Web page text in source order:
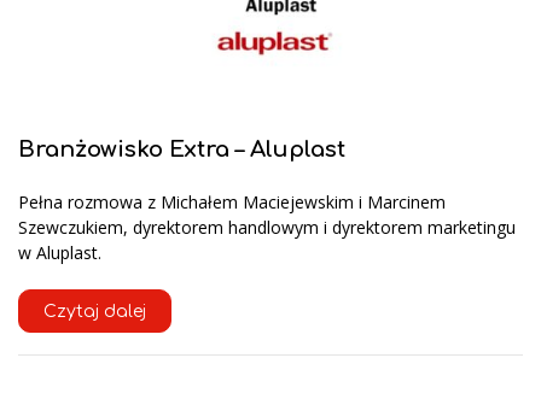
Branżowisko Extra – Aluplast
Pełna rozmowa z Michałem Maciejewskim i Marcinem
Szewczukiem, dyrektorem handlowym i dyrektorem marketingu
w Aluplast.
Czytaj dalej